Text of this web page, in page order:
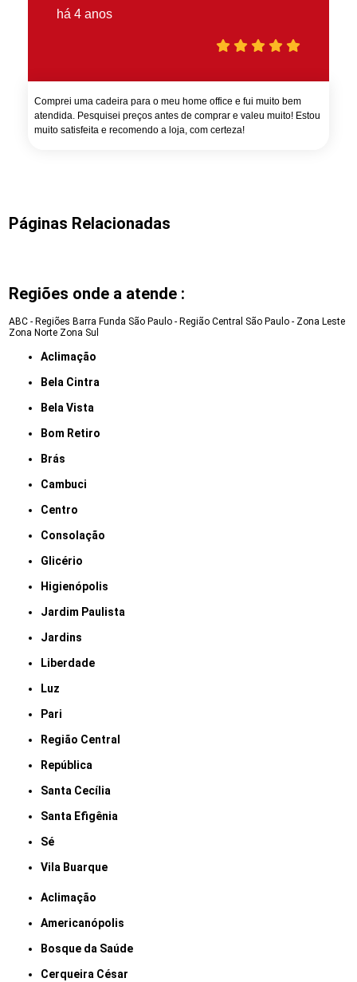
há 4 anos
Comprei uma cadeira para o meu home office e fui muito bem
atendida. Pesquisei preços antes de comprar e valeu muito! Estou
muito satisfeita e recomendo a loja, com certeza!
Páginas Relacionadas
Regiões onde a atende :
ABC - Regiões Barra Funda São Paulo - Região Central São Paulo - Zona Leste
Zona Norte Zona Sul
Aclimação
Bela Cintra
Bela Vista
Bom Retiro
Brás
Cambuci
Centro
Consolação
Glicério
Higienópolis
Jardim Paulista
Jardins
Liberdade
Luz
Pari
Região Central
República
Santa Cecília
Santa Efigênia
Sé
Vila Buarque
Aclimação
Americanópolis
Bosque da Saúde
Cerqueira César